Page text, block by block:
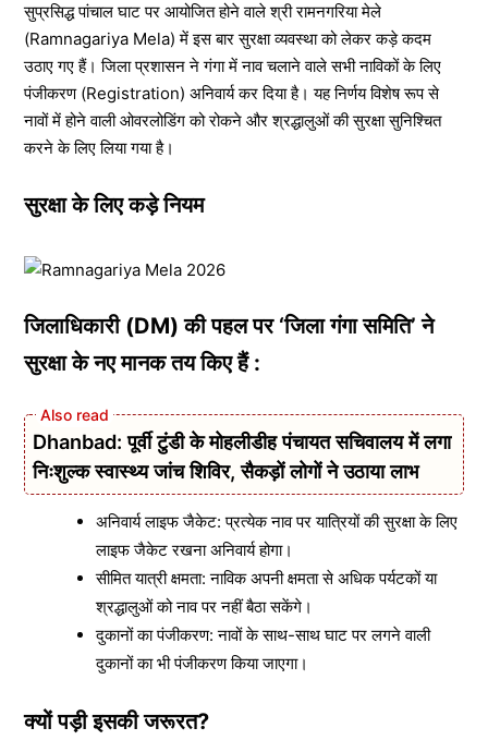
सुप्रसिद्ध पांचाल घाट पर आयोजित होने वाले श्री रामनगरिया मेले
(Ramnagariya Mela) में इस बार सुरक्षा व्यवस्था को लेकर कड़े कदम
उठाए गए हैं। जिला प्रशासन ने गंगा में नाव चलाने वाले सभी नाविकों के लिए
पंजीकरण (Registration) अनिवार्य कर दिया है। यह निर्णय विशेष रूप से
नावों में होने वाली ओवरलोडिंग को रोकने और श्रद्धालुओं की सुरक्षा सुनिश्चित
करने के लिए लिया गया है।
सुरक्षा के लिए कड़े नियम
जिलाधिकारी (DM) की पहल पर ‘जिला गंगा समिति’ ने
सुरक्षा के नए मानक तय किए हैं :
Dhanbad: पूर्वी टुंडी के मोहलीडीह पंचायत सचिवालय में लगा
निःशुल्क स्वास्थ्य जांच शिविर, सैकड़ों लोगों ने उठाया लाभ
अनिवार्य लाइफ जैकेट: प्रत्येक नाव पर यात्रियों की सुरक्षा के लिए
लाइफ जैकेट रखना अनिवार्य होगा।
सीमित यात्री क्षमता: नाविक अपनी क्षमता से अधिक पर्यटकों या
श्रद्धालुओं को नाव पर नहीं बैठा सकेंगे।
दुकानों का पंजीकरण: नावों के साथ-साथ घाट पर लगने वाली
दुकानों का भी पंजीकरण किया जाएगा।
क्यों पड़ी इसकी जरूरत?